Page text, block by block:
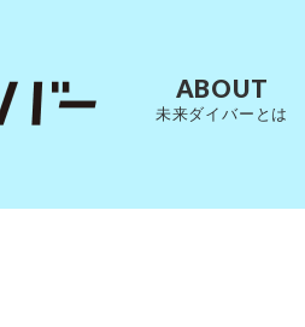
ABOUT
未来ダイバーとは